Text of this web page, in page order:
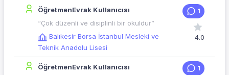
ÖğretmenEvrak Kullanıcısı
“Çok düzenli ve disiplinli bir okuldur”
Balıkesir Borsa İstanbul Mesleki ve
Teknik Anadolu Lisesi
1
4.0
ÖğretmenEvrak Kullanıcısı
1